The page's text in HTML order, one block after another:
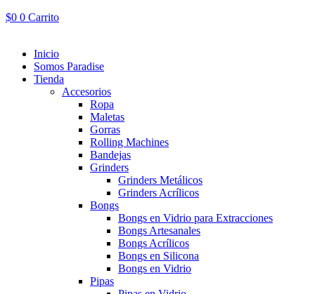
$0 0 Carrito
Inicio
Somos Paradise
Tienda
Accesorios
Ropa
Maletas
Gorras
Rolling Machines
Bandejas
Grinders
Grinders Metálicos
Grinders Acrílicos
Bongs
Bongs en Vidrio para Extracciones
Bongs Artesanales
Bongs Acrílicos
Bongs en Silicona
Bongs en Vidrio
Pipas